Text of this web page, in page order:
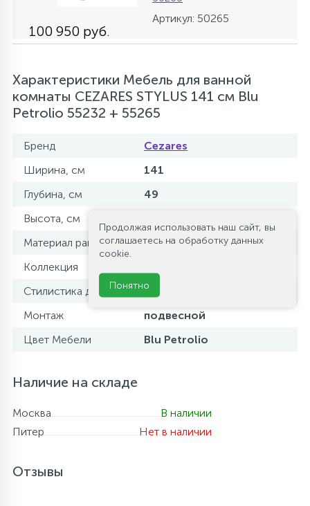
Артикул: 50265
100 950 руб.
Характеристики Мебель для ванной
комнаты CEZARES STYLUS 141 см Blu
Petrolio 55232 + 55265
Бренд
Cezares
Ширина, см
141
Глубина, см
49
Высота, см
Материал раковины
искусственный мрамор
Коллекция
Стилистика дизайна
современный стиль
Монтаж
подвесной
Цвет Мебели
Blu Petrolio
Наличие на складе
Москва
В наличии
Питер
Нет в наличии
Отзывы
Продолжая использовать наш сайт, вы
соглашаетесь на обработку данных
cookie.
Понятно